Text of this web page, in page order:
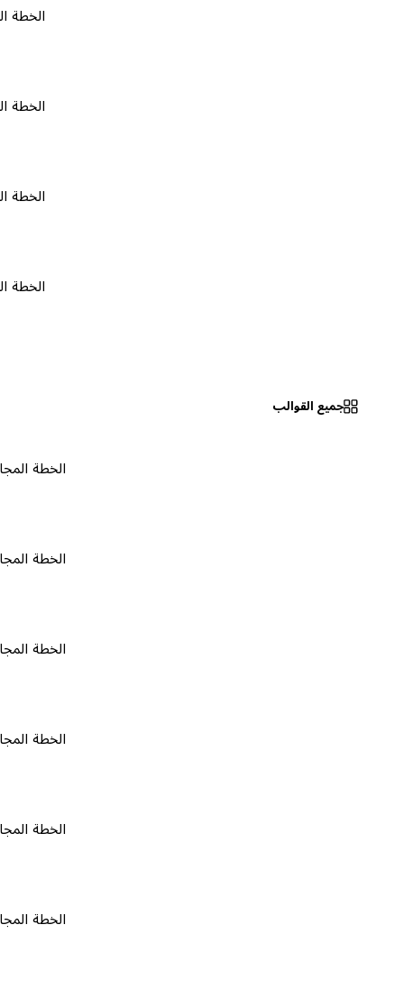
الخطة المجانية
الخطة المجانية
الخطة المجانية
الخطة المجانية
جميع القوالب
الخطة المجانية ٠
الخطة المجانية ٠
الخطة المجانية ٠
الخطة المجانية ٠
الخطة المجانية ٠
الخطة المجانية ٠